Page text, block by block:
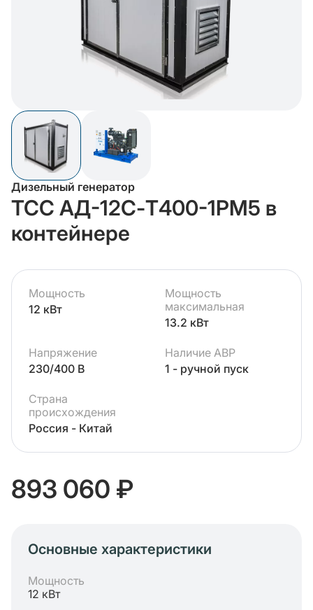
Дизельный генератор
ТСС АД-12С-Т400-1РМ5 в
контейнере
Мощность
12 кВт
Мощность
максимальная
13.2 кВт
Напряжение
230/400 В
Наличие АВР
1 - ручной пуск
Страна
происхождения
Россия - Китай
893 060 ₽
Основные характеристики
Мощность
12 кВт